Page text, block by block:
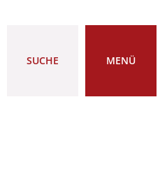
SUCHE MENÜ